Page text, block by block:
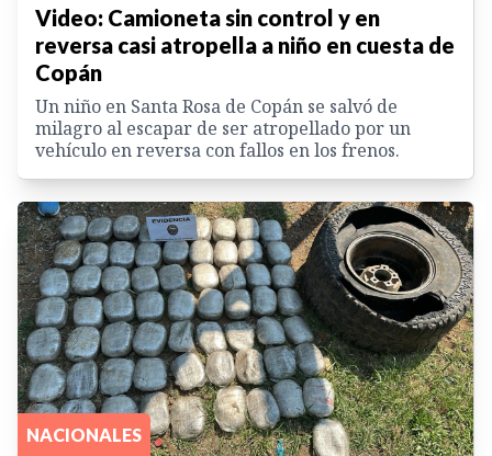
Video: Camioneta sin control y en
reversa casi atropella a niño en cuesta de
Copán
Un niño en Santa Rosa de Copán se salvó de
milagro al escapar de ser atropellado por un
vehículo en reversa con fallos en los frenos.
NACIONALES